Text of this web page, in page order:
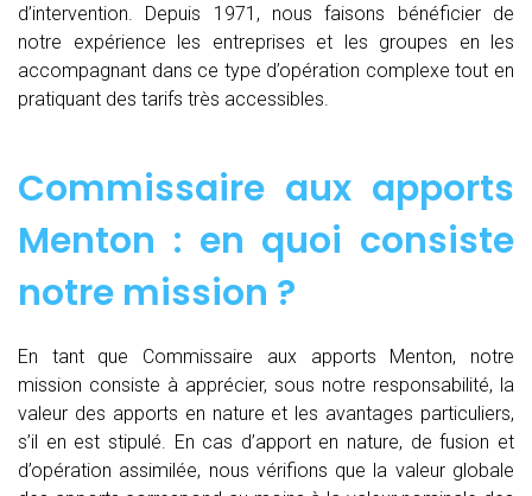
d’intervention. Depuis 1971, nous faisons bénéficier de
notre expérience les entreprises et les groupes en les
accompagnant dans ce type d’opération complexe tout en
pratiquant des tarifs très accessibles.
Commissaire aux apports
Menton : en quoi consiste
notre mission ?
En tant que Commissaire aux apports Menton, notre
mission consiste à apprécier, sous notre responsabilité, la
valeur des apports en nature et les avantages particuliers,
s’il en est stipulé. En cas d’apport en nature, de fusion et
d’opération assimilée, nous vérifions que la valeur globale